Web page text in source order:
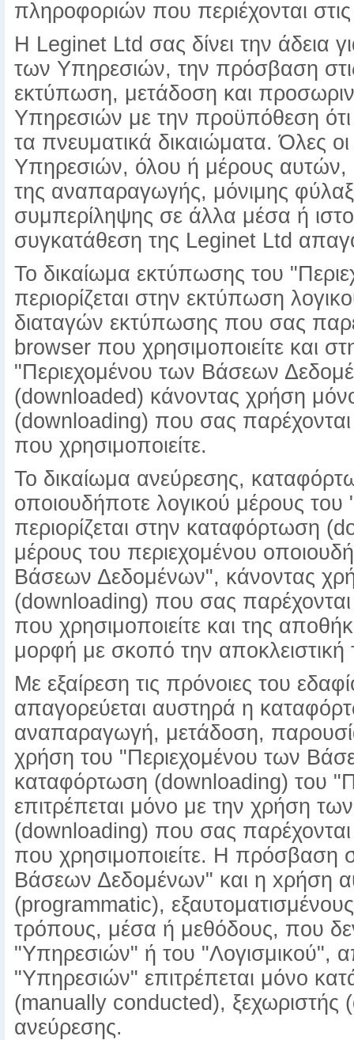
πληροφοριών που περιέχονται
Η Leginet Ltd σας δίνει την άδεια
των Υπηρεσιών, την πρόσβαση
εκτύπωση, μετάδοση και
Υπηρεσιών με την προϋπόθεση
τα πνευματικά δικαιώματα. Όλες
Υπηρεσιών, όλου ή μέρους αυτών,
της αναπαραγωγής, μόνιμης
συμπερίληψης σε άλλα μέσα ή
συγκατάθεση της Leginet Ltd
Το δικαίωμα εκτύπωσης του
περιορίζεται στην εκτύπωση
διαταγών εκτύπωσης που σας
browser που χρησιμοποιείτε και
"Περιεχομένου των Βάσεων
(downloaded) κάνοντας χρήση
(downloading) που σας
που χρησιμοποιείτε.
Το δικαίωμα ανεύρεσης,
οποιουδήποτε λογικού μέρους
περιορίζεται στην καταφόρτωση
μέρους του περιεχομένου
Βάσεων Δεδομένων", κάνοντας
(downloading) που σας
που χρησιμοποιείτε και της
μορφή με σκοπό την
Με εξαίρεση τις πρόνοιες του
απαγορεύεται αυστηρά η
αναπαραγωγή, μετάδοση,
χρήση του "Περιεχομένου των
καταφόρτωση (downloading) του
επιτρέπεται μόνο με την χρήση
(downloading) που σας
που χρησιμοποιείτε. Η πρόσβαση
Βάσεων Δεδομένων" και η xρήση
(programmatic),
τρόπους, μέσα ή μεθόδους, που
"Υπηρεσιών" ή του "Λογισμικού",
"Υπηρεσιών" επιτρέπεται μόνο
(manually conducted), ξεχωριστής
ανεύρεσης.